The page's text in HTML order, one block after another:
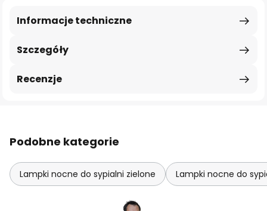
Szczegóły
Informacje techniczne
Recenzje
Podobne kategorie
Lampki nocne do sypialni zielone Lampki nocne do